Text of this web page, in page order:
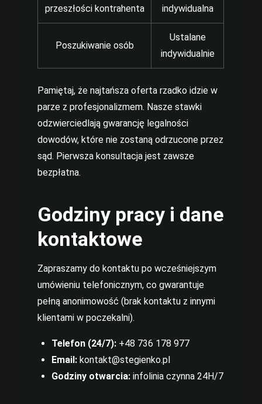
przeszłości kontrahenta indywidualna
Poszukiwanie osób
Ustalane
indywidualnie
Pamiętaj, że najtańsza oferta rzadko idzie w
parze z profesjonalizmem. Nasze stawki
odzwierciedlają gwarancję legalności
dowodów, które nie zostaną odrzucone przez
sąd. Pierwsza konsultacja jest zawsze
bezpłatna.
Godziny pracy i dane
kontaktowe
Zapraszamy do kontaktu po wcześniejszym
umówieniu telefonicznym, co gwarantuje
pełną anonimowość (brak kontaktu z innymi
klientami w poczekalni).
Telefon (24/7): +48 736 178 977
Email: kontakt@stegienko.pl
Godziny otwarcia: infolinia czynna 24H/7